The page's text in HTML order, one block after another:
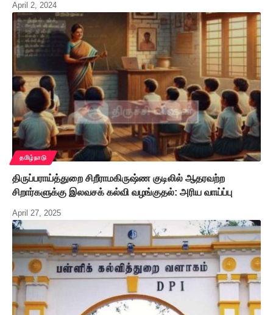
April 2, 2024
தமிழ்நாடு
திருப்பராய்த்துறை சிறீராமகிருஷ்ண குடிலில் ஆதரவற்ற
சிறார்களுக்கு இலவசக் கல்வி வழங்குதல்: அரிய வாய்ப்பு
April 27, 2025